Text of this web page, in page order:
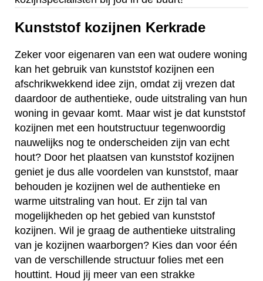
Kunststof kozijnen Kerkrade
Zeker voor eigenaren van een wat oudere woning
kan het gebruik van kunststof kozijnen een
afschrikwekkend idee zijn, omdat zij vrezen dat
daardoor de authentieke, oude uitstraling van hun
woning in gevaar komt. Maar wist je dat kunststof
kozijnen met een houtstructuur tegenwoordig
nauwelijks nog te onderscheiden zijn van echt
hout? Door het plaatsen van kunststof kozijnen
geniet je dus alle voordelen van kunststof, maar
behouden je kozijnen wel de authentieke en
warme uitstraling van hout. Er zijn tal van
mogelijkheden op het gebied van kunststof
kozijnen. Wil je graag de authentieke uitstraling
van je kozijnen waarborgen? Kies dan voor één
van de verschillende structuur folies met een
houttint. Houd jij meer van een strakke